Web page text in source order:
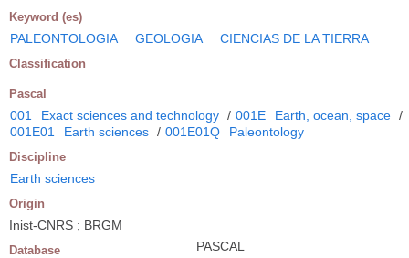
Keyword (es)
PALEONTOLOGIA GEOLOGIA CIENCIAS DE LA TIERRA
Classification
Pascal
001 Exact sciences and technology / 001E Earth, ocean, space /
001E01
Earth sciences / 001E01Q Paleontology
Discipline
Earth sciences
Origin
Inist-CNRS ; BRGM
Database PASCAL